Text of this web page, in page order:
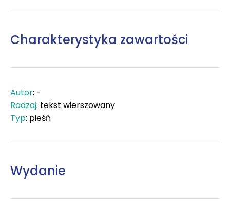
Charakterystyka zawartości
Autor: -
Rodzaj: tekst wierszowany
Typ: pieśń
Wydanie